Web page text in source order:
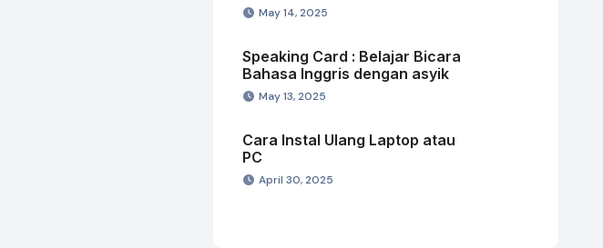
May 14, 2025
Speaking Card : Belajar Bicara
Bahasa Inggris dengan asyik
May 13, 2025
Cara Instal Ulang Laptop atau
PC
April 30, 2025